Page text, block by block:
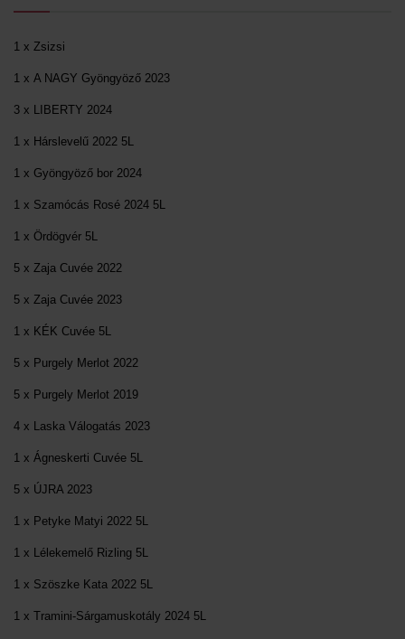
1 x Zsizsi
1 x A NAGY Gyöngyöző 2023
3 x LIBERTY 2024
1 x Hárslevelű 2022 5L
1 x Gyöngyöző bor 2024
1 x Szamócás Rosé 2024 5L
1 x Ördögvér 5L
5 x Zaja Cuvée 2022
5 x Zaja Cuvée 2023
1 x KÉK Cuvée 5L
5 x Purgely Merlot 2022
5 x Purgely Merlot 2019
4 x Laska Válogatás 2023
1 x Ágneskerti Cuvée 5L
5 x ÚJRA 2023
1 x Petyke Matyi 2022 5L
1 x Lélekemelő Rizling 5L
1 x Szöszke Kata 2022 5L
1 x Tramini-Sárgamuskotály 2024 5L